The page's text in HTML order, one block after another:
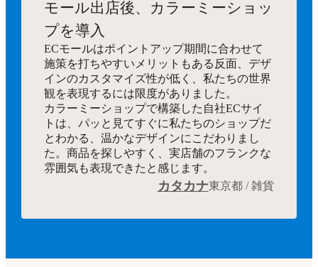
モール出店後、カラーミーショッ
プを導入
ECモールはポイントアップ期間に合わせて
施策を打ちやすいメリットもある反面、デザ
インのカスタマイズ性が低く、私たちの世界
観を表現するには限度がありました。
カラーミーショップで構築した自社ECサイ
トは、パッと見てすぐに私たちのショップだ
とわかる、温かなデザインにこだわりまし
た。商品を探しやすく、実店舗のフランクな
雰囲気も表現できたと感じます。
カタカナ東京都 / 雑貨